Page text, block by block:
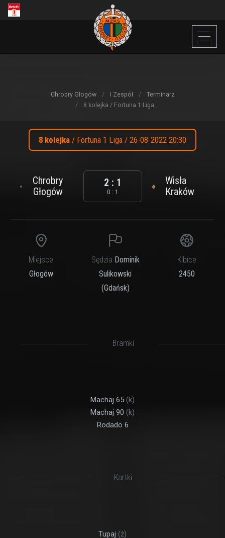
Chrobry Głogów I Zespół
Terminarz
8 kolejka / Fortuna 1 Liga
8 kolejka / Fortuna 1 Liga / 26-08-2022 20:30
Chrobry
Głogów
2 : 1
0 : 1
Wisła
Kraków
Miejsce
Głogów
Sędzia Dominik
Sulikowski
(Gdańsk)
Kibice
2450
Bramki
Machaj 65 (k)
Machaj 90 (k)
Rodado 6
Kartki
Tupaj (ż)